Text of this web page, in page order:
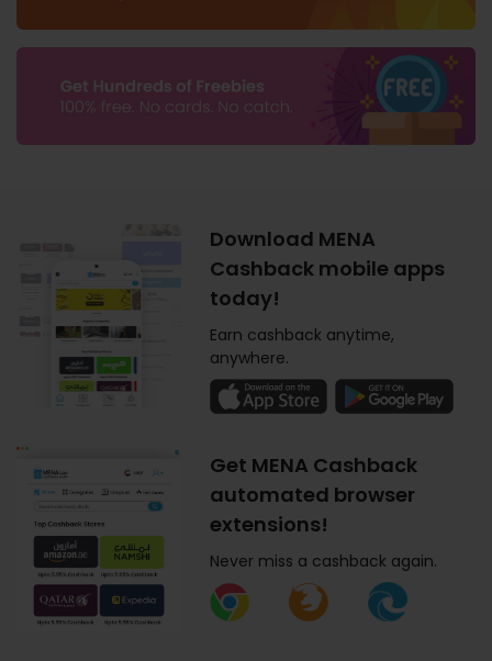
Download MENA
Cashback mobile apps
today!
Earn cashback anytime,
anywhere.
Get MENA Cashback
automated browser
extensions!
Never miss a cashback again.